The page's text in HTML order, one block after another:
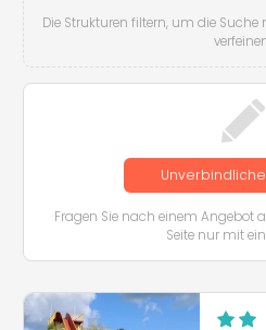
Die Strukturen filtern, um die
Fragen Sie nach einem Angebot
Seite nur mit